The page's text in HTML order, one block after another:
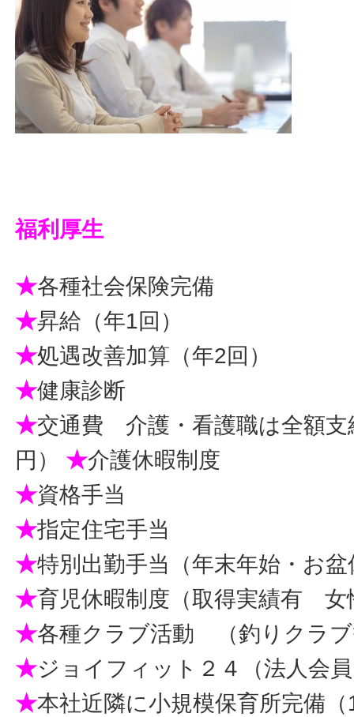
福利厚生
★各種社会保険完備
★昇給（年1回）
★処遇改善加算（年2回）
★健康診断
★交通費 介護・看護職は全額支
円） ★介護休暇制度
★資格手当
★指定住宅手当
★特別出勤手当（年末年始・お
★育児休暇制度（取得実績有 女
★各種クラブ活動 （釣りクラ
★ジョイフィット２４（法人会
★本社近隣に小規模保育所完備